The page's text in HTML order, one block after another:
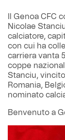
Il Genoa CFC
Nicolae
calciatore,
con cui ha
carriera vanta
coppe
Stanciu,
Romania,
nominato
Benvenuto a